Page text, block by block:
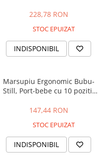
228,78 RON
STOC EPUIZAT
INDISPONIBIL
Marsupiu Ergonomic Bubu-
Still, Port-bebe cu 10 pozitii
20 kg , roz
147,44 RON
STOC EPUIZAT
INDISPONIBIL